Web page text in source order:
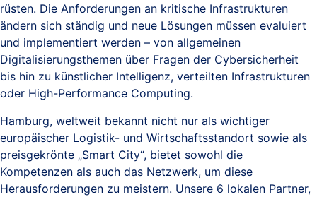
rüsten. Die Anforderungen an kritische Infrastrukturen
ändern sich ständig und neue Lösungen müssen evaluiert
und implementiert werden – von allgemeinen
Digitalisierungsthemen über Fragen der Cybersicherheit
bis hin zu künstlicher Intelligenz, verteilten Infrastrukturen
oder High-Performance Computing.
Hamburg, weltweit bekannt nicht nur als wichtiger
europäischer Logistik- und Wirtschaftsstandort sowie als
preisgekrönte „Smart City“, bietet sowohl die
Kompetenzen als auch das Netzwerk, um diese
Herausforderungen zu meistern. Unsere 6 lokalen Partner,